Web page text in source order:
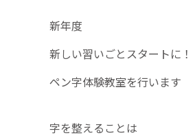
新年度
新しい習いごとスタートに！
ペン字体験教室を行います
字を整えることは